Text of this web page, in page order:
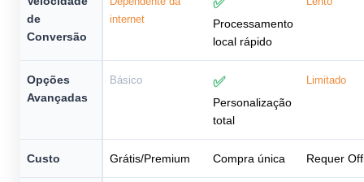
de
Conversão
internet
✅
Processamento
local rápido
Opções
Avançadas
Básico ✅
Personalização
total
Limitado
Custo Grátis/Premium Compra única Requer